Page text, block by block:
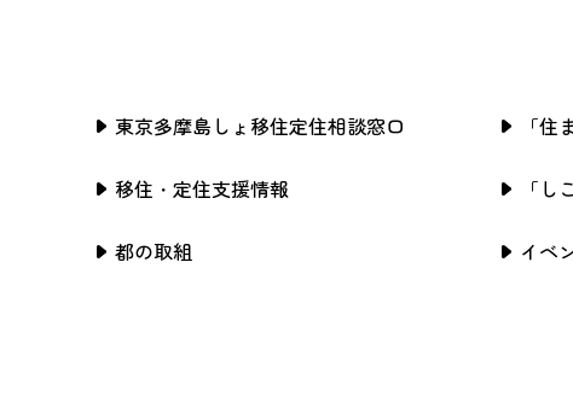
東京多摩島しょ移住定住相談窓口
移住・定住支援情報
都の取組
「
「
イベ